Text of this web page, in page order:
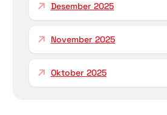
Desember 2025
November 2025
Oktober 2025